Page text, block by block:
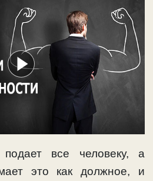
подает все человеку, а
это как должное, и